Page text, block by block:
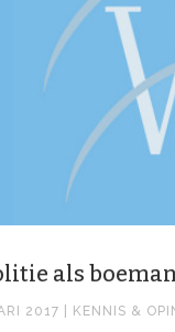
als
2017 KENNIS &